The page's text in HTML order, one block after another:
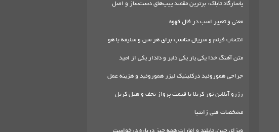
پاسارگاد تاباک: برترین مقصد پیپ‌های دست‌ساز و اصل
معنی و تعبیر اسب در فال قهوه
انتخاب فیلم و سریال مناسب برای هر سن و سلیقه با هو
متن آهنگ خدا یکی یار یکی دلبر و دلدار یکی از امید
جراحی هموروئید درکلینیک لیزر هموروئید و هزینه عمل
رزرو آنلاین تور کربلا با قیمت پرواز نجف و هتل کربل
مشخصات فنی زانتیا